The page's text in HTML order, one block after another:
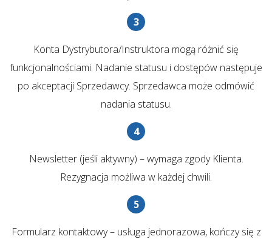
Konta Dystrybutora/Instruktora mogą różnić się
funkcjonalnościami. Nadanie statusu i dostępów następuje
po akceptacji Sprzedawcy. Sprzedawca może odmówić
nadania statusu.
Newsletter (jeśli aktywny) – wymaga zgody Klienta.
Rezygnacja możliwa w każdej chwili.
Formularz kontaktowy – usługa jednorazowa, kończy się z